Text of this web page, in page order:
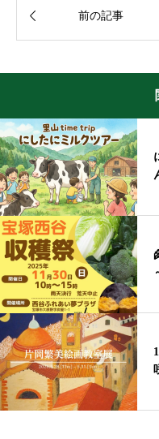
 前の記事